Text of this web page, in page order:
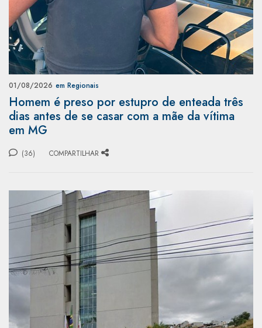
01/08/2026 em Regionais
Homem é preso por estupro de enteada três
dias antes de se casar com a mãe da vítima
em MG
(36) COMPARTILHAR